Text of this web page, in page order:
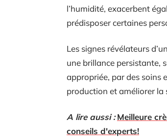
l’humidité, exacerbent
prédisposer certaines
Les signes révélateurs
une brillance persistante,
appropriée, par des soins
production et améliorer la
A lire aussi : Meilleure
conseils d'experts!